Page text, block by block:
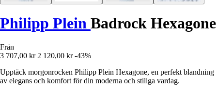
Philipp Plein Badrock Hexagone
Från
3 707,00 kr 2 120,00 kr -43%
Upptäck morgonrocken Philipp Plein Hexagone, en perfekt blandning
av elegans och komfort för din moderna och stiliga vardag.